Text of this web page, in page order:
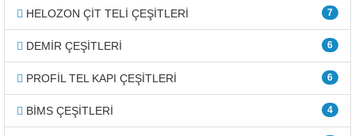
7
HELOZON ÇİT TELİ ÇEŞİTLERİ
6
DEMİR ÇEŞİTLERİ
6
PROFİL TEL KAPI ÇEŞİTLERİ
4
BİMS ÇEŞİTLERİ